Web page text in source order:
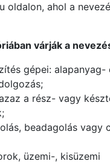
oldalon, ahol a
várják a
gépei: alapanyag-
a rész- vagy
beadagolás vagy
üzemi-, kisüzemi